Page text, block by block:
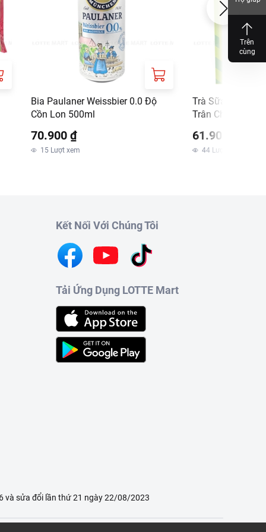
Bia Paulaner Weissbier 0.0 Độ
Cồn Lon 500ml
70.900 ₫
15 Lượt xem
Trà Sữa Hòa
Trân Châu Ô
61.900 ₫
44 Lượt xem
Kết Nối Với Chúng Tôi
Tải Ứng Dụng LOTTE Mart
và sửa đổi lần thứ 21 ngày 22/08/2023
Trên
cùng